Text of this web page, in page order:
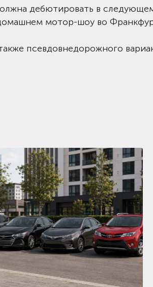
дебютировать в
мотор-шоу во
псевдовнедорожного